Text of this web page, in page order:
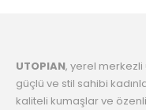
8
UTOPIAN, yerel merkezli
güçlü ve stil sahibi
kaliteli kumaşlar ve